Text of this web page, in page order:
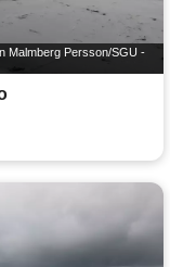
Malmberg Persson/SGU -